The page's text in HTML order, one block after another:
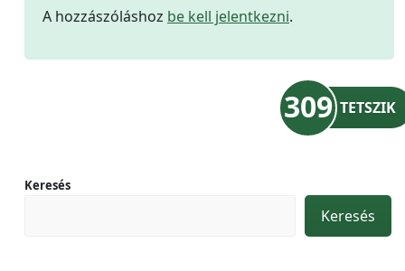
A hozzászóláshoz be kell jelentkezni.
309 TETSZIK
Keresés
Keresés